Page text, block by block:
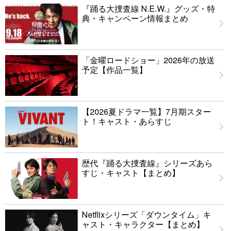
『踊る大捜査線 N.E.W.』グッズ・特
典・キャンペーン情報まとめ
「金曜ロードショー」2026年の放送
予定【作品一覧】
【2026夏ドラマ一覧】7月期スター
ト！キャスト・あらすじ
歴代『踊る大捜査線』シリーズあら
すじ・キャスト【まとめ】
Netflixシリーズ「ダウンタイム」キ
ャスト・キャラクター【まとめ】